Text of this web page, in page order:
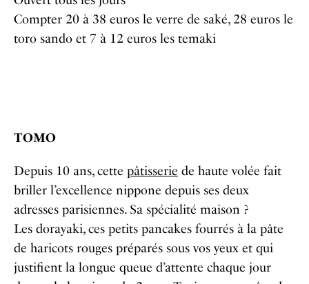
Compter 20 à 38 euros le verre de saké, 28 euros le
toro sando et 7 à 12 euros les temaki
TOMO
Depuis 10 ans, cette pâtisserie de haute volée fait
briller l’excellence nippone depuis ses deux
adresses parisiennes. Sa spécialité maison ?
Les dorayaki, ces petits pancakes fourrés à la pâte
de haricots rouges préparés sous vos yeux et qui
justifient la longue queue d’attente chaque jour